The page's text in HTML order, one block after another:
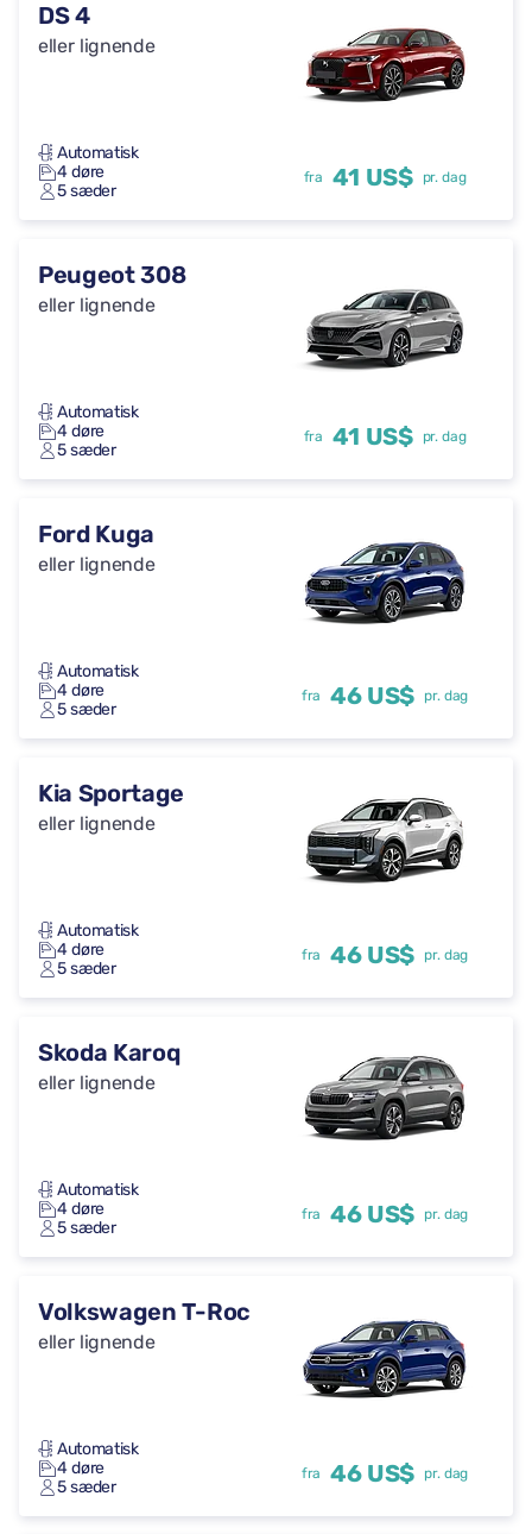
DS 4
eller lignende
Automatisk
4 døre
5 sæder
fra 41 US$ pr. dag
Peugeot 308
eller lignende
Automatisk
4 døre
5 sæder
fra 41 US$ pr. dag
Ford Kuga
eller lignende
Automatisk
4 døre
5 sæder
fra 46 US$ pr. dag
Kia Sportage
eller lignende
Automatisk
4 døre
5 sæder
fra 46 US$ pr. dag
Skoda Karoq
eller lignende
Automatisk
4 døre
5 sæder
fra 46 US$ pr. dag
Volkswagen T-Roc
eller lignende
Automatisk
4 døre
5 sæder
fra 46 US$ pr. dag